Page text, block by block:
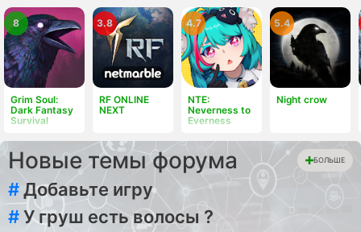
Grim Soul:
Dark Fantasy
Survival
8
RF ONLINE
NEXT
3.8
NTE:
Neverness to
Everness
4.7
Night crow
5.4
Новые темы форума БОЛЬШЕ
#Добавьте игру
#У груш есть волосы ?